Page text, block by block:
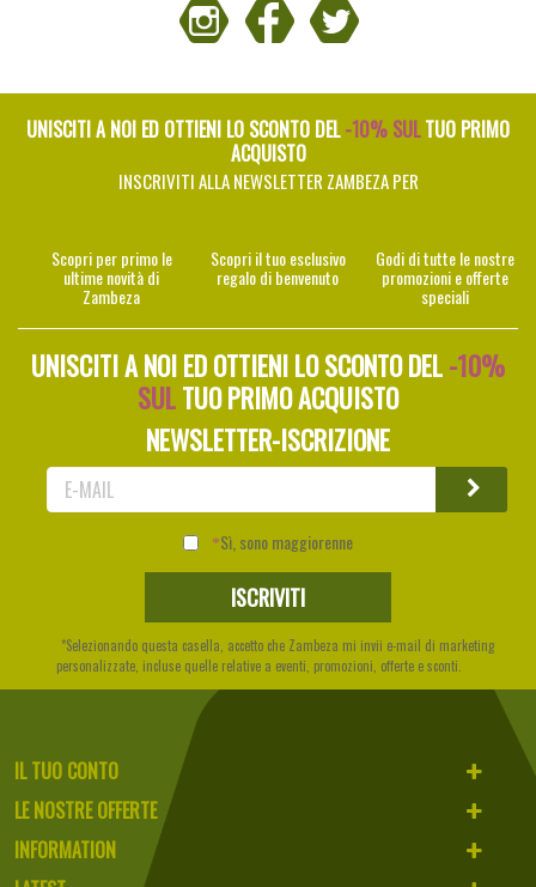
UNISCITI A NOI ED OTTIENI LO SCONTO DEL-10% SULTUO PRIMO
ACQUISTO
INSCRIVITI ALLA NEWSLETTER ZAMBEZA PER
Scopri per primo le
ultime novità di
Zambeza
Scopri il tuo esclusivo
regalo di benvenuto
Godi di tutte le nostre
promozioni e offerte
speciali
UNISCITI A NOI ED OTTIENI LO SCONTO DEL-10%
SULTUO PRIMO ACQUISTO
NEWSLETTER-ISCRIZIONE
Sì, sono maggiorenne
*Selezionando questa casella, accetto che Zambeza mi invii e-mail di marketing
personalizzate, incluse quelle relative a eventi, promozioni, offerte e sconti.
IL TUO CONTO
LE NOSTRE OFFERTE
INFORMATION